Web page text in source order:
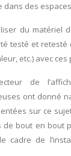
dans des
du
testé et
etc.) avec
de
ont donné
sur ce
de bout en bout
cadre de